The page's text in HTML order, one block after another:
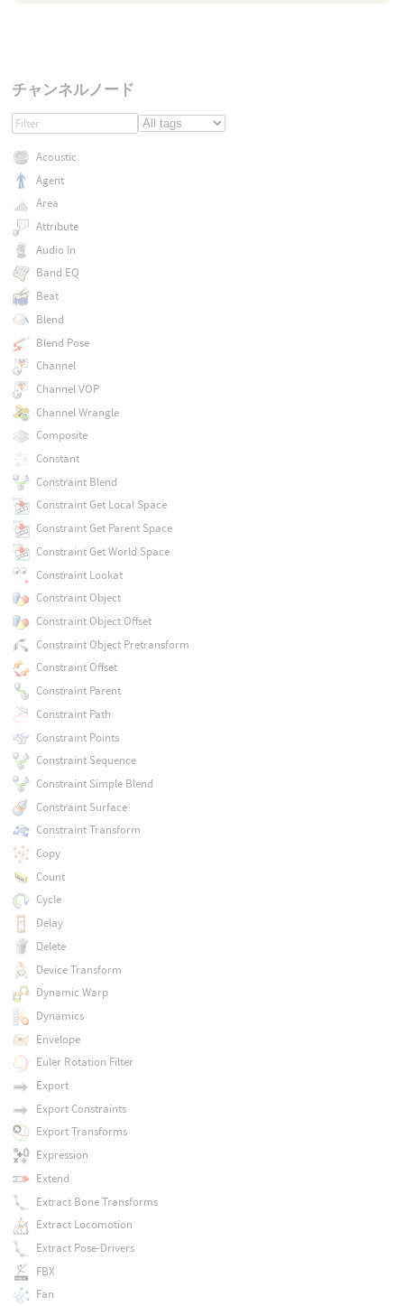
チャンネルノード
Acoustic
Agent
Area
Attribute
Audio In
Band EQ
Beat
Blend
Blend Pose
Channel
Channel VOP
Channel Wrangle
Composite
Constant
Constraint Blend
Constraint Get Local Space
Constraint Get Parent Space
Constraint Get World Space
Constraint Lookat
Constraint Object
Constraint Object Offset
Constraint Object Pretransform
Constraint Offset
Constraint Parent
Constraint Path
Constraint Points
Constraint Sequence
Constraint Simple Blend
Constraint Surface
Constraint Transform
Copy
Count
Cycle
Delay
Delete
Device Transform
Dynamic Warp
Dynamics
Envelope
Euler Rotation Filter
Export
Export Constraints
Export Transforms
Expression
Extend
Extract Bone Transforms
Extract Locomotion
Extract Pose-Drivers
FBX
Fan